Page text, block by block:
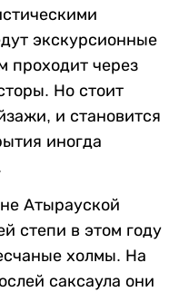
экскурсионные
проходит через
Но стоит
и становится
иногда
Атырауской
степи в этом году
холмы. На
саксаула они